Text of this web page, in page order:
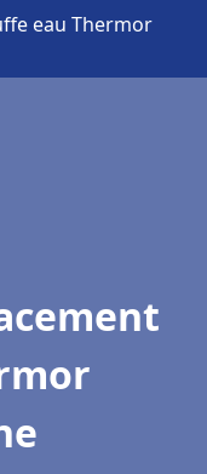
eau Thermor